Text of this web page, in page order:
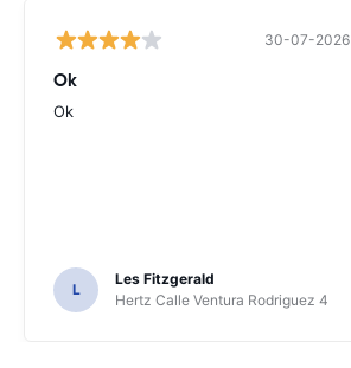
30-07-2026
Ok
Ok
L
Les Fitzgerald
Hertz Calle Ventura Rodriguez 4